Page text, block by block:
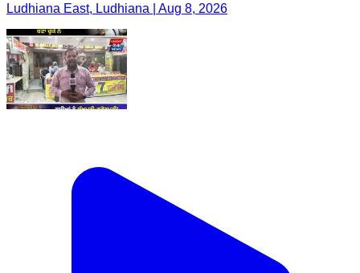
Ludhiana East, Ludhiana | Aug 8, 2026